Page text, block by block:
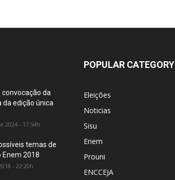
convocação da
da edição única
2024 - 17:54h
temas de
Enem 2018
- 22:20h
POPULAR CATEGORY
Eleições
Noticias
Sisu
Enem
Prouni
ENCCEJA